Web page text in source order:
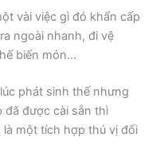
vài việc gì đó khẩn cấp
ngoài nhanh, đi vệ
biến món…
phát sinh thế nhưng
đã được cài sẵn thì
là một tích hợp thú vị đối